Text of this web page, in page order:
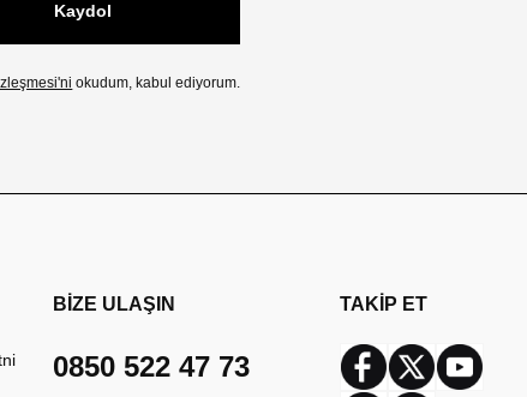
Kaydol
okudum, kabul ediyorum.
BİZE ULAŞIN
0850 522 47 73
TAKİP ET
Facebook
Twitter